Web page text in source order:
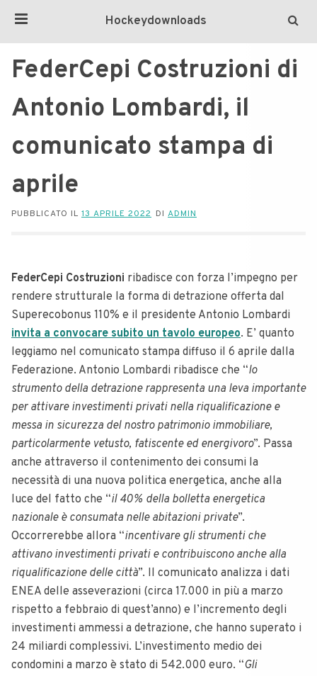
Hockeydownloads
FederCepi Costruzioni di
Antonio Lombardi, il
comunicato stampa di
aprile
PUBBLICATO IL 13 APRILE 2022 DI ADMIN
FederCepi Costruzioni ribadisce con forza l’impegno per
rendere strutturale la forma di detrazione offerta dal
Superecobonus 110% e il presidente Antonio Lombardi
invita a convocare subito un tavolo europeo. E’ quanto
leggiamo nel comunicato stampa diffuso il 6 aprile dalla
Federazione. Antonio Lombardi ribadisce che “lo
strumento della detrazione rappresenta una leva importante
per attivare investimenti privati nella riqualificazione e
messa in sicurezza del nostro patrimonio immobiliare,
particolarmente vetusto, fatiscente ed energivoro”. Passa
anche attraverso il contenimento dei consumi la
necessità di una nuova politica energetica, anche alla
luce del fatto che “il 40% della bolletta energetica
nazionale è consumata nelle abitazioni private”.
Occorrerebbe allora “incentivare gli strumenti che
attivano investimenti privati e contribuiscono anche alla
riqualificazione delle città”. Il comunicato analizza i dati
ENEA delle asseverazioni (circa 17.000 in più a marzo
rispetto a febbraio di quest’anno) e l’incremento degli
investimenti ammessi a detrazione, che hanno superato i
24 miliardi complessivi. L’investimento medio dei
condomini a marzo è stato di 542.000 euro. “Gli